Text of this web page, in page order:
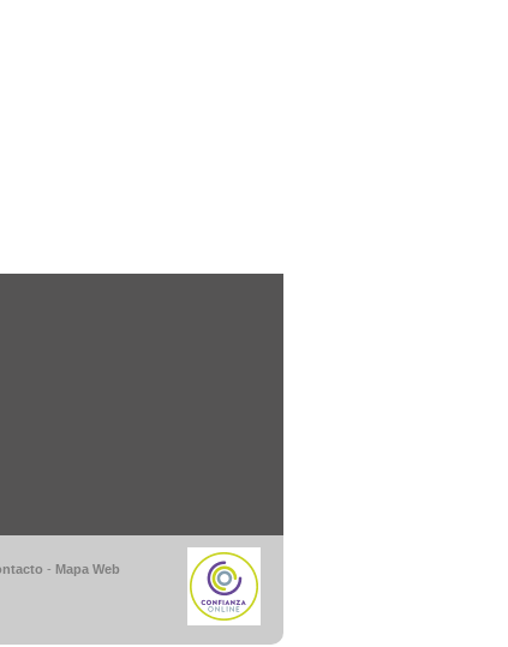
- Mapa Web